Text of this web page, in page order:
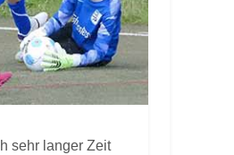
sehr langer Zeit